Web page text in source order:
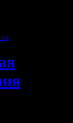
города Орла